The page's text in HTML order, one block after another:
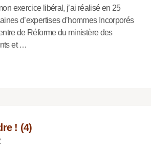
exercice libéral, j’ai réalisé en 25
d’expertises d’hommes Incorporés
de Réforme du ministère des
et …
! (4)